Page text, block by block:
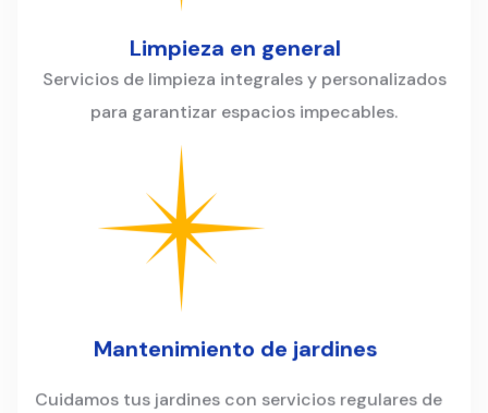
Limpieza en general
Servicios de limpieza integrales y personalizados
para garantizar espacios impecables.
Mantenimiento de jardines
Cuidamos tus jardines con servicios regulares de